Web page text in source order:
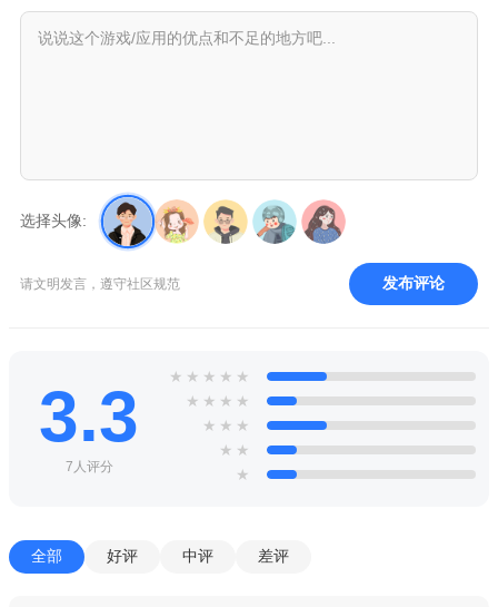
选择头像:
请文明发言，遵守社区规范 发布评论
3.3
7人评分
★ ★ ★ ★ ★
★ ★ ★ ★
★ ★ ★
★ ★
★
全部 好评 中评 差评